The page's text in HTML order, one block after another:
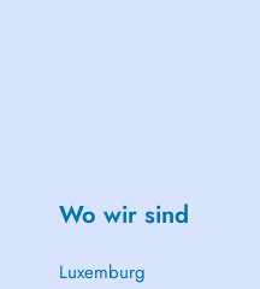
Wo wir sind
Luxemburg